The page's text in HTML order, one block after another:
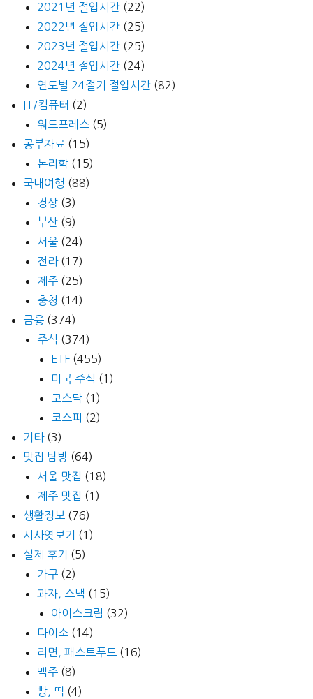
2021년 절입시간 (22)
2022년 절입시간 (25)
2023년 절입시간 (25)
2024년 절입시간 (24)
연도별 24절기 절입시간 (82)
IT/컴퓨터 (2)
워드프레스 (5)
공부자료 (15)
논리학 (15)
국내여행 (88)
경상 (3)
부산 (9)
서울 (24)
전라(17)
제주 (25)
충청 (14)
금융 (374)
주식 (374)
ETF (455)
미국 주식 (1)
코스닥 (1)
코스피 (2)
기타(3)
맛집 탐방 (64)
서울 맛집 (18)
제주 맛집 (1)
생활정보 (76)
시사엿보기
(1)
실제 후기
(5)
가구 (2)
과자, 스낵 (15)
아이스크림 (32)
다이소 (14)
라면, 패스트푸드 (16)
맥주 (8)
빵, 떡 (4)